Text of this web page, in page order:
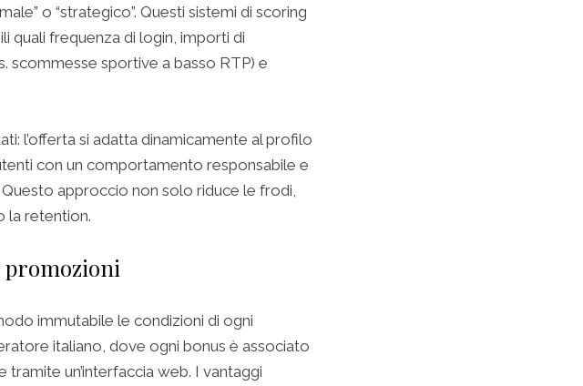
o “strategico”. Questi sistemi di scoring
quali frequenza di login, importi di
scommesse sportive a basso RTP) e
l’offerta si adatta dinamicamente al profilo
con un comportamento responsabile e
approccio non solo riduce le frodi,
la retention.
promozioni
immutabile le condizioni di ogni
italiano, dove ogni bonus è associato
un’interfaccia web. I vantaggi